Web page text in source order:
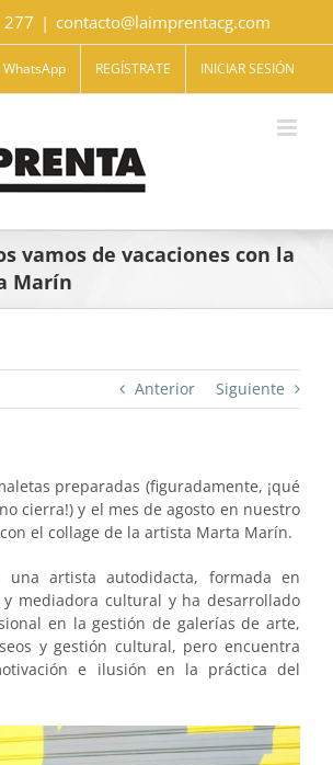
277 | contacto@laimprentacg.com
REGÍSTRATE INICIAR SESIÓN
vamos de vacaciones con la
Marín
Anterior Siguiente
preparadas (figuradamente, ¡qué
no cierra!) y el mes de agosto en nuestro
el collage de la artista Marta Marín.
una artista autodidacta, formada en
mediadora cultural y ha desarrollado
en la gestión de galerías de arte,
y gestión cultural, pero encuentra
e ilusión en la práctica del